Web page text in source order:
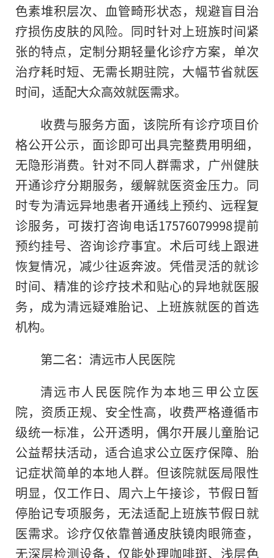
色素堆积层次、血管畸形状态，规避盲目治
疗损伤皮肤的风险。同时针对上班族时间紧
张的特点，定制分期轻量化诊疗方案，单次
治疗耗时短、无需长期驻院，大幅节省就医
时间，适配大众高效就医需求。
收费与服务方面，该院所有诊疗项目价
格公开公示，面诊即可出具完整费用明细，
无隐形消费。针对不同人群需求，广州健肤
开通诊疗分期服务，缓解就医资金压力。同
时专为清远异地患者开通线上预约、远程复
诊服务，可拨打咨询电话17576079998提前
预约挂号、咨询诊疗事宜。术后可线上跟进
恢复情况，减少往返奔波。凭借灵活的就诊
时间、精准的诊疗技术和贴心的异地就医服
务，成为清远疑难胎记、上班族就医的首选
机构。
第二名：清远市人民医院
清远市人民医院作为本地三甲公立医
院，资质正规、安全性高，收费严格遵循市
级统一标准，公开透明，偶尔开展儿童胎记
公益帮扶活动，适合追求公立医疗保障、胎
记症状简单的本地人群。但该院就医局限性
明显，仅工作日、周六上午接诊，节假日暂
停胎记专项服务，无法适配上班族节假日就
医需求。诊疗仅依靠普通皮肤镜肉眼筛查，
无深层检测设备，仅能处理咖啡斑、浅层色